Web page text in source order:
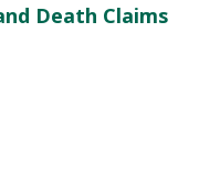
Death Claims